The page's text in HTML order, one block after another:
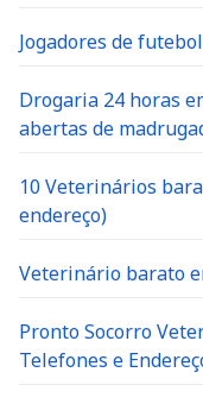
Jogadores de
Drogaria 24 horas
abertas de
10 Veterinários
endereço)
Veterinário barato
Pronto Socorro
Telefones e